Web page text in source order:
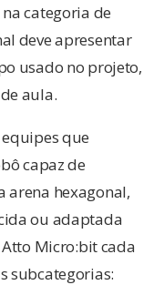
categoria de
deve apresentar
usado no projeto,
aula.
que
capaz de
arena hexagonal,
ou adaptada
Atto Micro:bit cada
subcategorias: